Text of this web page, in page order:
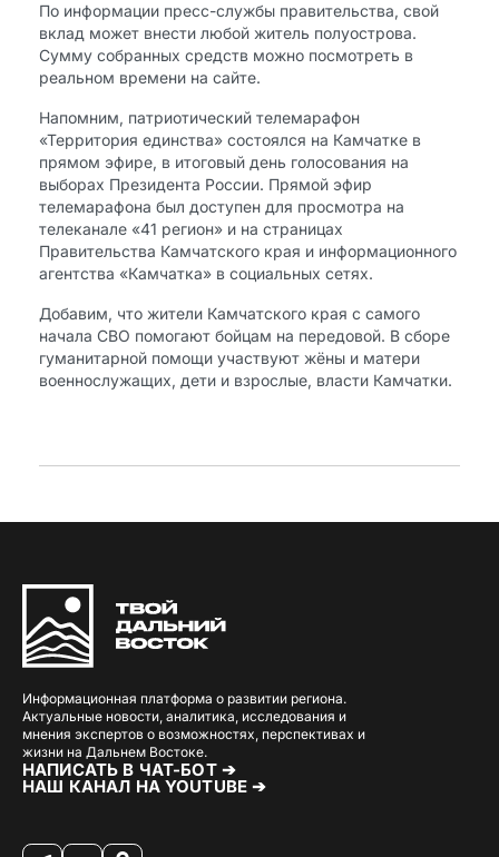
По информации пресс-службы правительства, свой
вклад может внести любой житель полуострова.
Сумму собранных средств можно посмотреть в
реальном времени на сайте.
Напомним, патриотический телемарафон
«Территория единства» состоялся на Камчатке в
прямом эфире, в итоговый день голосования на
выборах Президента России. Прямой эфир
телемарафона был доступен для просмотра на
телеканале «41 регион» и на страницах
Правительства Камчатского края и информационного
агентства «Камчатка» в социальных сетях.
Добавим, что жители Камчатского края с самого
начала СВО помогают бойцам на передовой. В сборе
гуманитарной помощи участвуют жёны и матери
военнослужащих, дети и взрослые, власти Камчатки.
Информационная платформа о развитии региона.
Актуальные новости, аналитика, исследования и
мнения экспертов о возможностях, перспективах и
жизни на Дальнем Востоке.
НАПИСАТЬ В ЧАТ-БОТ ➔
НАШ КАНАЛ НА YOUTUBE ➔